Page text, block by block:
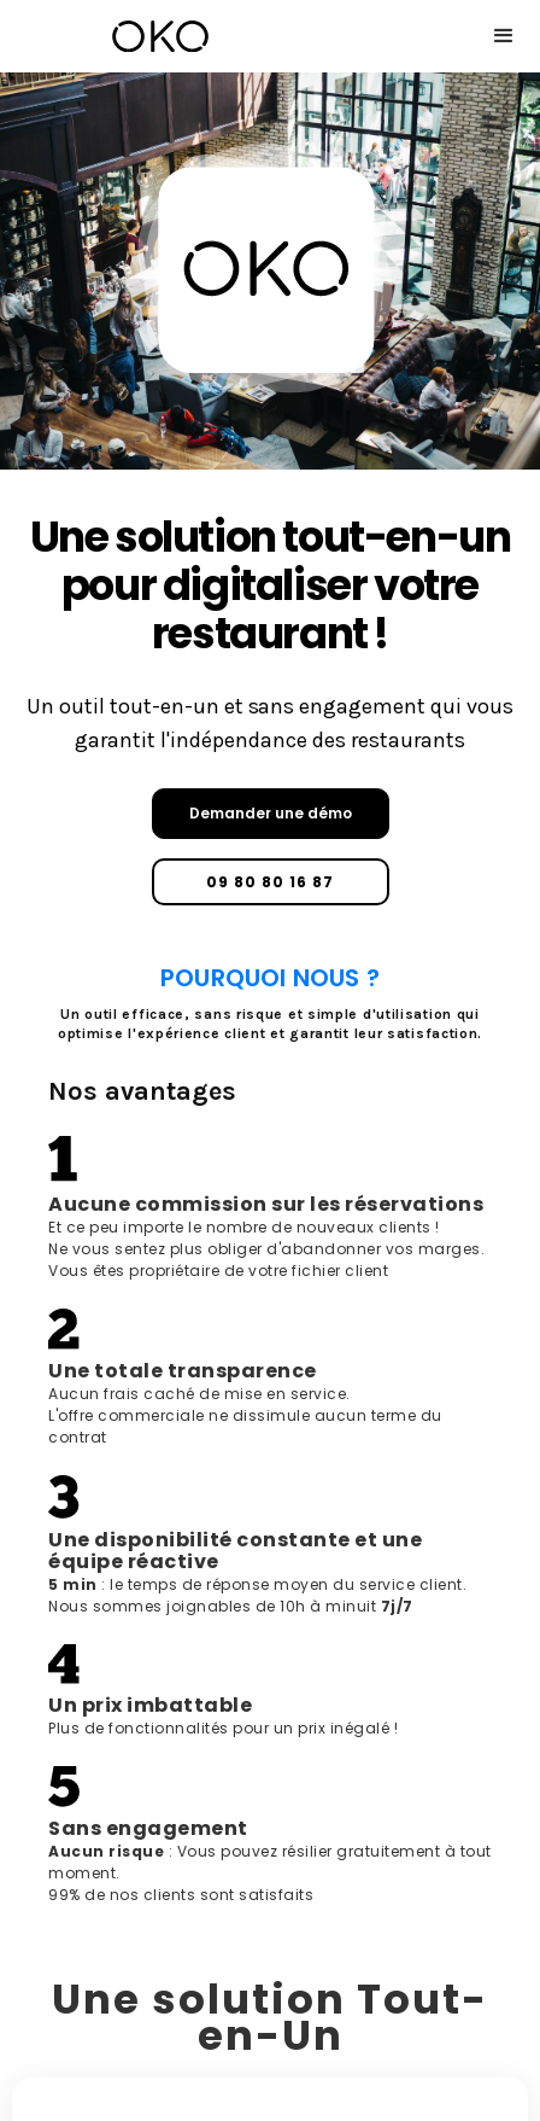
Une solution tout-en-un
pour digitaliser votre
restaurant !
Un outil tout-en-un et sans engagement qui vous
garantit l'indépendance des restaurants
Demander une démo
09 80 80 16 87
POURQUOI NOUS ?
Un outil efficace, sans risque et simple d'utilisation qui
optimise l'expérience client et garantit leur satisfaction.
Nos avantages
Aucune commission sur les réservations
Et ce peu importe le nombre de nouveaux clients !
Ne vous sentez plus obliger d'abandonner vos marges.
Vous êtes propriétaire de votre fichier client
Une totale transparence
Aucun frais caché de mise en service.
L'offre commerciale ne dissimule aucun terme du
contrat
Une disponibilité constante et une
équipe réactive
5 min : le temps de réponse moyen du service client.
Nous sommes joignables de 10h à minuit 7j/7
Un prix imbattable
Plus de fonctionnalités pour un prix inégalé !
Sans engagement
‍Aucun risque : Vous pouvez résilier gratuitement à tout
moment.
99% de nos clients sont satisfaits
Une solution Tout-
en-Un